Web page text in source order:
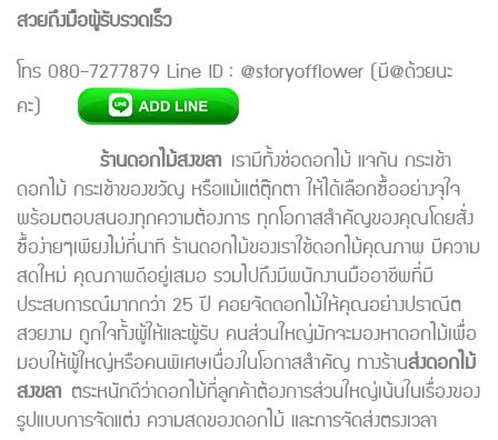
สวยถึงมือผู้รับรวดเร็ว
โทร 080-7277879 Line ID : @storyofflower (มี@ด้วยนะ
คะ)
ร้านดอกไม้สงขลา เรามีทั้งช่อดอกไม้ แจกัน กระเช้า
ดอกไม้ กระเช้าของขวัญ หรือแม้แต่ตุ๊กตา ให้ได้เลือกซื้ออย่างจุใจ
พร้อมตอบสนองทุกความต้องการ ทุกโอกาสสำคัญของคุณโดยสั่ง
ซื้อง่ายๆเพียงไม่กี่นาที ร้านดอกไม้ของเราใช้ดอกไม้คุณภาพ มีความ
สดใหม่ คุณภาพดีอยู่เสมอ รวมไปถึงมีพนักงานมืออาชีพที่มี
ประสบการณ์มากกว่า 25 ปี คอยจัดดอกไม้ให้คุณอย่างปราณีต
สวยงาม ถูกใจทั้งผู้ให้และผู้รับ คนส่วนใหญ่มักจะมองหาดอกไม้เพื่อ
มอบให้ผู้ใหญ่หรือคนพิเศษเนื่องในโอกาสสำคัญ ทางร้านส่งดอกไม้
สงขลา ตระหนักดีว่าดอกไม้ที่ลูกค้าต้องการส่วนใหญ่เน้นในเรื่องของ
รูปแบบการจัดแต่ง ความสดของดอกไม้ และการจัดส่งตรงเวลา